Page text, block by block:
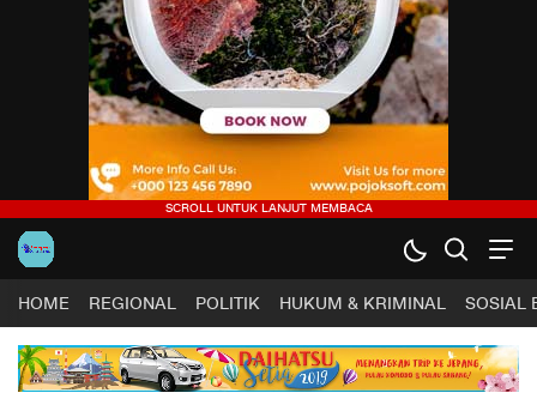
HOME REGIONAL POLITIK HUKUM & KRIMINAL SOSIAL